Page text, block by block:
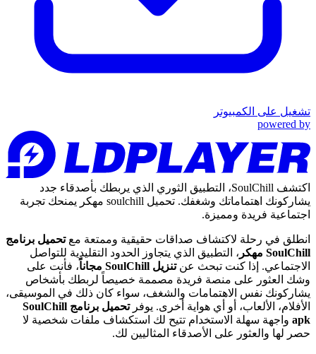
تشغيل على الكمبيوتر
powered by
اكتشف SoulChill، التطبيق الثوري الذي يربطك بأصدقاء جدد
يشاركونك اهتماماتك وشغفك. تحميل soulchill مهكر يمنحك تجربة
اجتماعية فريدة ومميزة.
انطلق في رحلة لاكتشاف صداقات حقيقية وممتعة مع تحميل برنامج
SoulChill مهكر
، التطبيق الذي يتجاوز الحدود التقليدية للتواصل
الاجتماعي. إذا كنت تبحث عن تنزيل SoulChill مجاناً
، فأنت على
وشك العثور على منصة فريدة مصممة خصيصاً لربطك بأشخاص
يشاركونك نفس الاهتمامات والشغف، سواء كان ذلك في الموسيقى،
الأفلام، الألعاب، أو أي هواية أخرى. يوفر
تحميل برنامج SoulChill
apk واجهة سهلة الاستخدام تتيح لك استكشاف ملفات شخصية لا
حصر لها والعثور على الأصدقاء المثاليين لك.